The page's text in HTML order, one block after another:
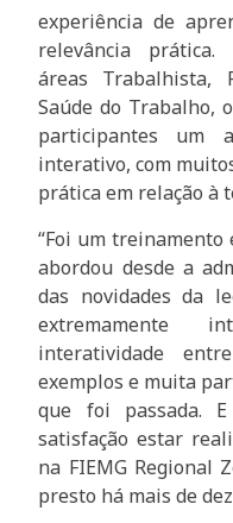
experiência de
relevância prática.
áreas Trabalhista,
Saúde do Trabalho,
participantes um
interativo, com
prática em relação à
“Foi um treinamento
abordou desde a
das novidades da
extremamente
interatividade
exemplos e muita
que foi passada.
satisfação estar
na FIEMG Regional
presto há mais de